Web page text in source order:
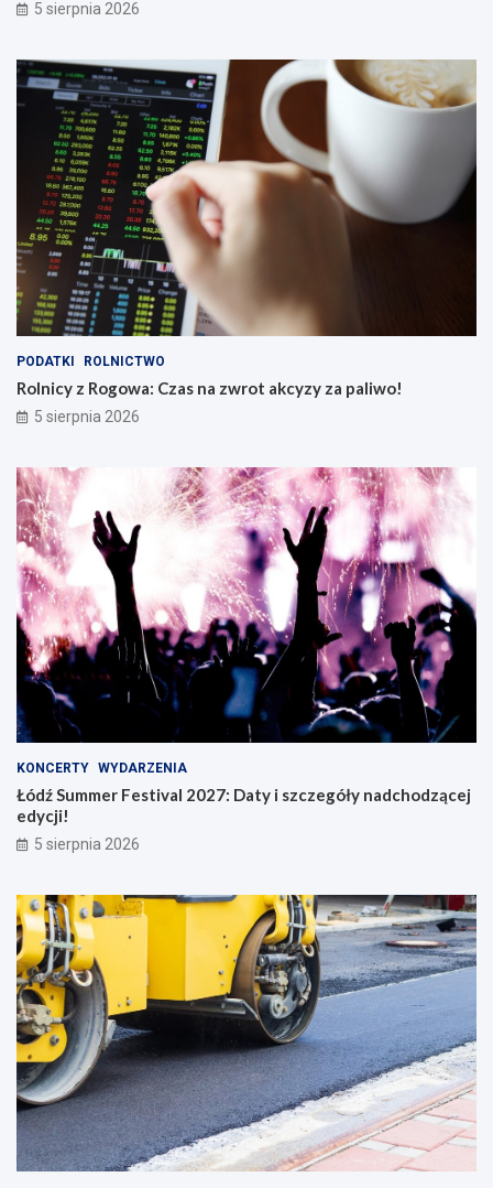
5 sierpnia 2026
PODATKI ROLNICTWO
Rolnicy z Rogowa: Czas na zwrot akcyzy za paliwo!
5 sierpnia 2026
KONCERTY WYDARZENIA
Łódź Summer Festival 2027: Daty i szczegóły nadchodzącej
edycji!
5 sierpnia 2026